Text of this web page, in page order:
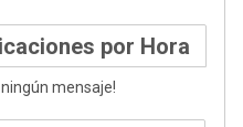
por Hora
mensaje!